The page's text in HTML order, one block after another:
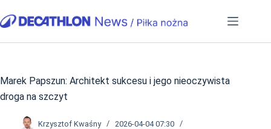
do
Marek Papszun: Architekt sukcesu i jego nieoczywista
droga na szczyt
Krzysztof Kwaśny
2026-04-04 07:30